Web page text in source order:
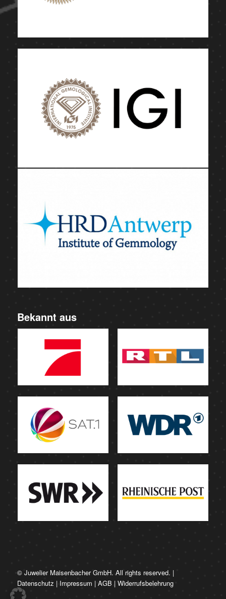
Bekannt aus
© Juwelier Maisenbacher GmbH. All rights reserved. |
Datenschutz | Impressum | AGB | Widerrufsbelehrung